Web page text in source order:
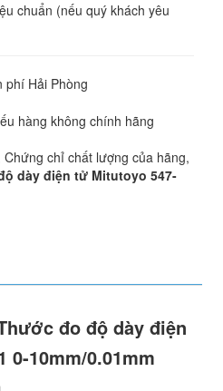
chuẩn (nếu quý khách yêu
phí Hải Phòng
hàng không chính hãng
chỉ chất lượng của hãng,
dày điện tử Mitutoyo 547-
đo độ dày điện
0-10mm/0.01mm